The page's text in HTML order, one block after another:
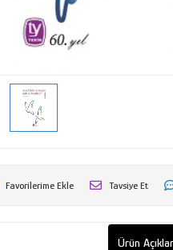
Favorilerime Ekle Tavsiye Et
Ürün